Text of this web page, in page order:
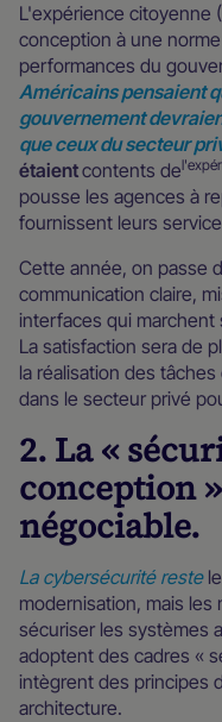
L'expérience citoyenne
conception à une
performances du
Américains pensaient
gouvernement
que ceux du secteur
étaientcontents de
pousse les agences à
fournissent leurs
Cette année, on passe
communication claire,
interfaces qui marchent
La satisfaction sera de
la réalisation des
dans le secteur privé
2. La «
conception
négociable.
La cybersécurité reste
modernisation, mais
sécuriser les systèmes
adoptent des cadres «
intègrent des principes
architecture.